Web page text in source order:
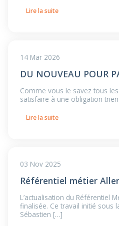
Lire la suite
14 Mar 2026
DU NOUVEAU POUR
Comme vous le savez tous
satisfaire à une obligation
Lire la suite
03 Nov 2025
Référentiel métier
L’actualisation du Référentiel
finalisée. Ce travail initié sous
Sébastien […]